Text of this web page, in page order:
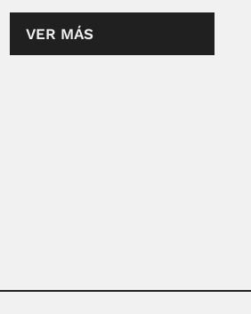
VER MÁS